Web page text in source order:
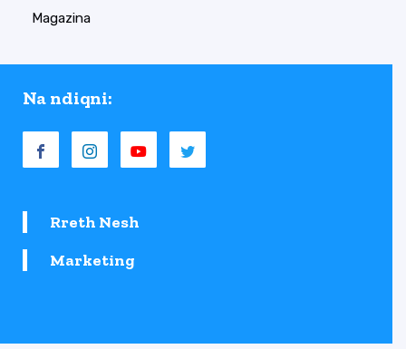
Magazina
Na ndiqni:
Rreth Nesh
Marketing